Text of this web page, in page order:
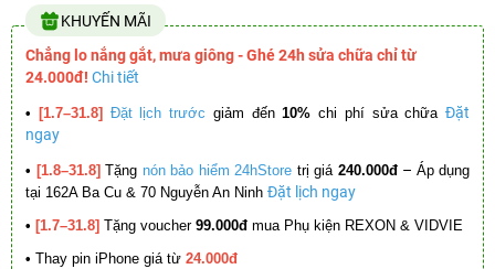
KHUYẾN MÃI
Chẳng lo nắng gắt, mưa giông - Ghé 24h sửa chữa chỉ từ
24.000đ! Chi tiết
• [1.7–31.8] Đặt lịch trước giảm đến10% chi phí sửa chữa Đặt
ngay
• [1.8–31.8] Tặng nón bảo hiểm 24hStore trị giá 240.000đ – Áp dụng
tại 162A Ba Cu & 70 Nguyễn An Ninh Đặt lịch ngay
• [1.7–31.8] Tặng voucher 99.000đ mua Phụ kiện REXON & VIDVIE
• Thay pin iPhone giá từ 24.000đ